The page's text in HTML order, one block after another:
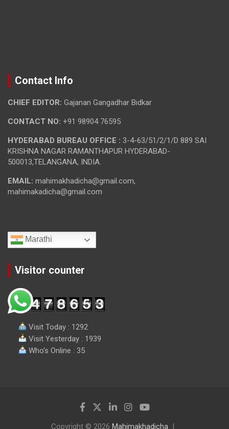
Contact Info
CHIEF EDITOR: Gajanan Gangadhar Bidkar
CONTACT NO: +91 98904 76595
HYDERABAD BUREAU OFFICE : 3-4-63/51/2/1/D 889 SAI
KRISHNA NAGAR RAMANTHAPUR HYDERABAD-
500013,TELANGANA, INDIA.
EMAIL: mahimakhadicha@gmail.com,
mahimakadicha@gmail.com
Marathi
Visitor counter
Visit Today : 1292
Visit Yesterday : 1939
Who's Online : 35
Copyright © 2026 Mahimakhadicha